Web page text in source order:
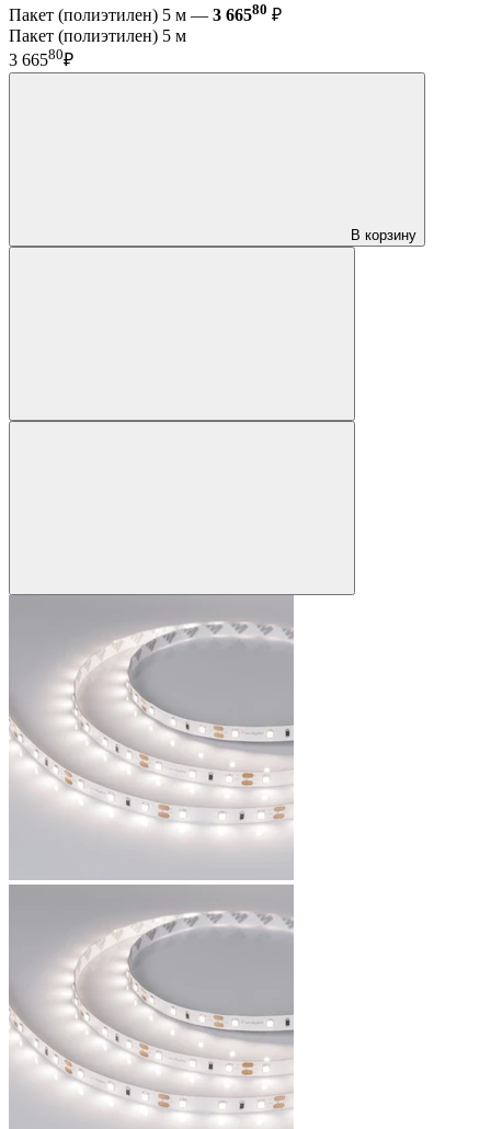
Пакет (полиэтилен) 5 м — 3 66580 ₽
Пакет (полиэтилен) 5 м
3 66580₽
В корзину